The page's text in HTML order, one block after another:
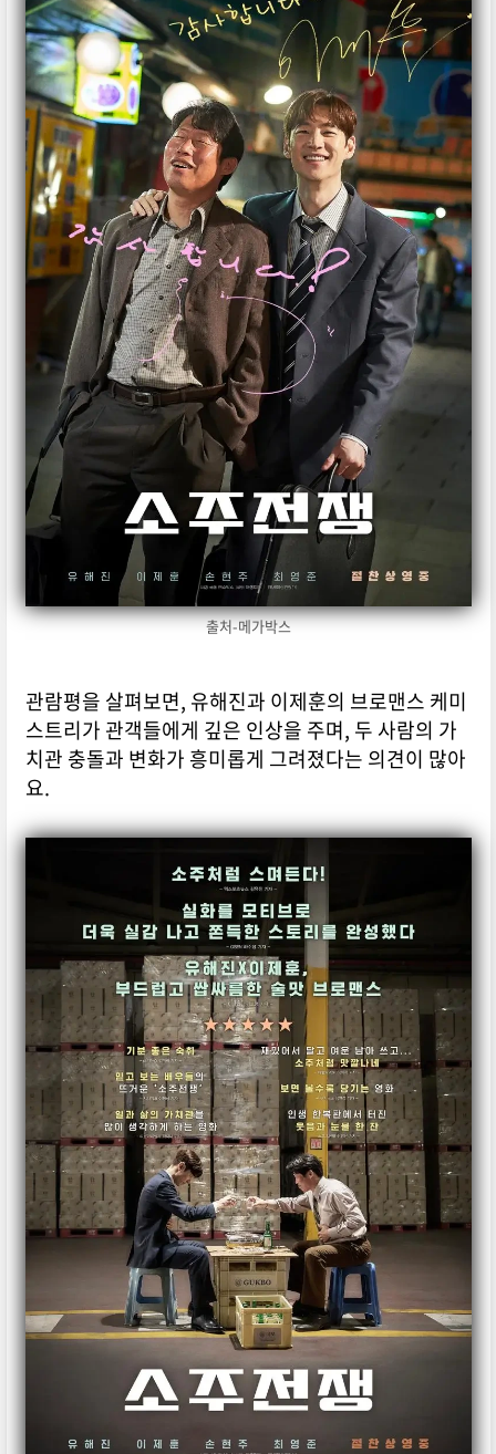
출처-메가박스
관람평을 살펴보면, 유해진과 이제훈의 브로맨스 케미
스트리가 관객들에게 깊은 인상을 주며, 두 사람의 가
치관 충돌과 변화가 흥미롭게 그려졌다는 의견이 많아
요.